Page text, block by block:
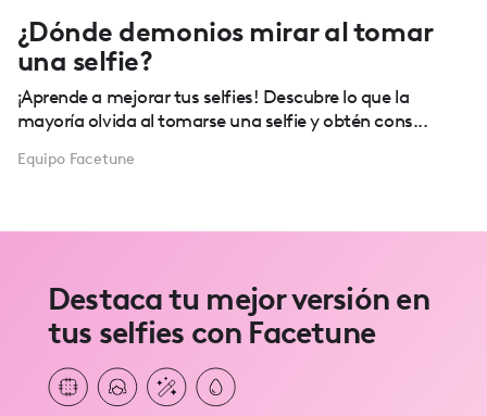
¿Dónde demonios mirar al tomar
una selfie?
¡Aprende a mejorar tus selfies! Descubre lo que la
mayoría olvida al tomarse una selfie y obtén cons...
Equipo Facetune
Destaca tu mejor versión en
tus selfies con Facetune